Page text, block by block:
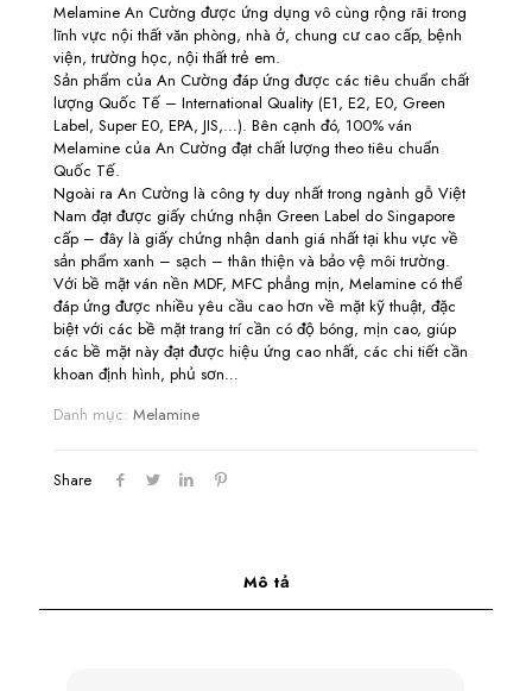
Melamine An Cường được ứng dụng vô cùng rộng rãi trong
lĩnh vực nội thất văn phòng, nhà ở, chung cư cao cấp, bệnh
viện, trường học, nội thất trẻ em.
Sản phẩm của An Cường đáp ứng được các tiêu chuẩn chất
lượng Quốc Tế – International Quality (E1, E2, E0, Green
Label, Super E0, EPA, JIS,…). Bên cạnh đó, 100% ván
Melamine của An Cường đạt chất lượng theo tiêu chuẩn
Quốc Tế.
Ngoài ra An Cường là công ty duy nhất trong ngành gỗ Việt
Nam đạt được giấy chứng nhận Green Label do Singapore
cấp – đây là giấy chứng nhận danh giá nhất tại khu vực về
sản phẩm xanh – sạch – thân thiện và bảo vệ môi trường.
Với bề mặt ván nền MDF, MFC phẳng mịn, Melamine có thể
đáp ứng được nhiều yêu cầu cao hơn về mặt kỹ thuật, đặc
biệt với các bề mặt trang trí cần có độ bóng, mịn cao, giúp
các bề mặt này đạt được hiệu ứng cao nhất, các chi tiết cần
khoan định hình, phủ sơn…
Danh mục: Melamine
Share
Mô tả